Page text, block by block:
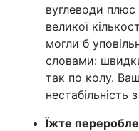
вуглеводи
великої
могли б
словами:
так по колу.
нестабільність
Їжте